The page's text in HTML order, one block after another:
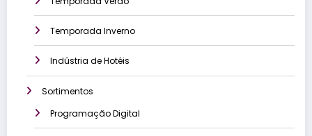
Temporada Inverno
Indústria de Hotéis
Sortimentos
Programação Digital